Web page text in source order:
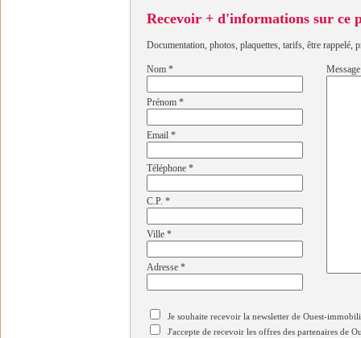
Recevoir + d'informations sur ce
Documentation, photos, plaquettes, tarifs, être rappelé,
Nom *
Prénom *
Email *
Téléphone *
C.P. *
Ville *
Adresse *
Message
Je souhaite recevoir la newsletter de Ouest-
J'accepte de recevoir les offres des partenaires de